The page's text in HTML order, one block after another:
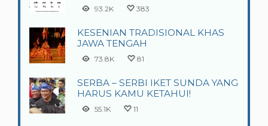
93.2K 383
KESENIAN TRADISIONAL KHAS
JAWA TENGAH
73.8K 81
SERBA – SERBI IKET SUNDA YANG
HARUS KAMU KETAHUI!
55.1K 11